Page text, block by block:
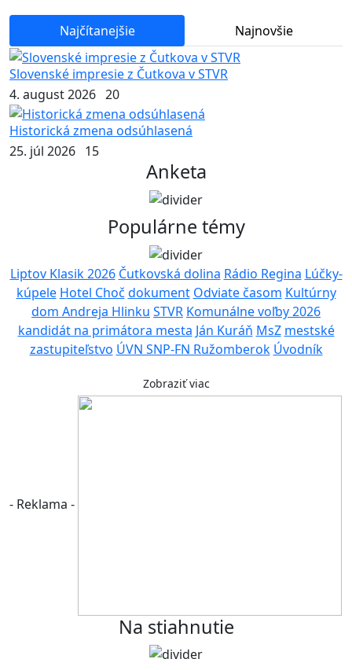
Najčítanejšie Najnovšie
Slovenské impresie z Čutkova v STVR
4. august 2026 20
Historická zmena odsúhlasená
25. júl 2026 15
Anketa
Populárne témy
Liptov Klasik 2026 Čutkovská dolina Rádio Regina Lúčky-
kúpele Hotel Choč dokument Odviate časom Kultúrny
dom Andreja Hlinku STVR Komunálne voľby 2026
kandidát na primátora mesta Ján Kuráň MsZ mestské
zastupiteľstvo ÚVN SNP-FN Ružomberok Úvodník
Zobraziť viac
- Reklama -
Na stiahnutie